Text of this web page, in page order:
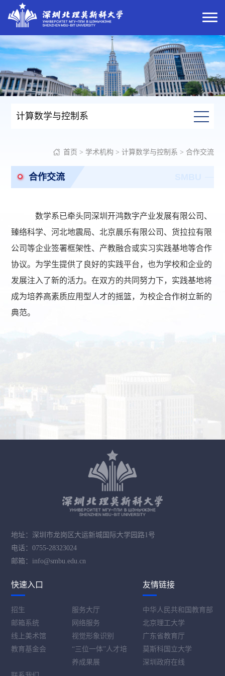
计算数学与控制系
首页 > 学术机构 > 计算数学与控制系 > 合作交流
合作交流
数学系已牵头同深圳开鸿数字产业发展有限公司、
臻络科学、河北地震局、北京晨乐有限公司、货拉拉有限
公司等企业签署框架性、产教融合或实习实践基地等合作
协议。为学生提供了良好的实践平台，也为学校和企业的
发展注入了新的活力。在双方的共同努力下，实践基地将
成为培养高素质应用型人才的摇篮，为校企合作树立新的
典范。
地址：深圳市龙岗区大运新城国际大学园路1号
电话：0755-28323024
邮箱：info@smbu.edu.cn
快速入口
招生
服务大厅
邮箱系统
网络服务
线上美术馆
视觉形象识别
教育基金会
“三位一体”人才培
养成果展
友情链接
中华人民共和国教育部
北京理工大学
广东省教育厅
莫斯科国立大学
深圳政府在线